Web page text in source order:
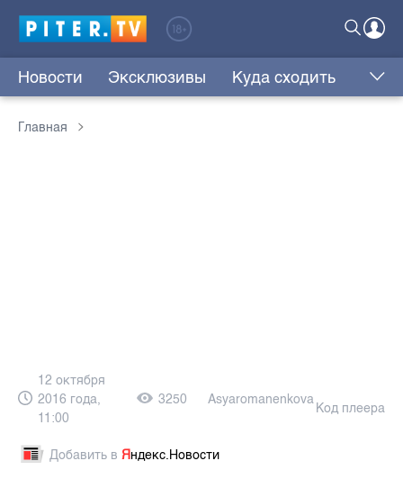
Новости Эксклюзивы Куда сходить
Главная
12 октября
2016 года,
11:00
3250 Asyaromanenkova
Код плеера
Добавить в Яндекс.Новости